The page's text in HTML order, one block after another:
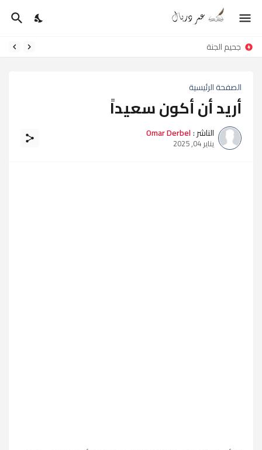
8 أغسطس 2023 حرب لمفوما
جحيم الجنة
الصفحة الرئيسية
أريد أن أكون سعيداً
الناشر :Omar Derbel
يناير 04, 2025